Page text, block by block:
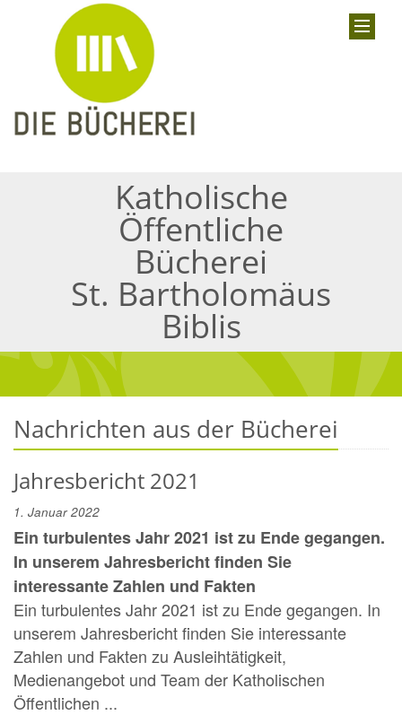
Katholische
Öffentliche
Bücherei
St. Bartholomäus
Biblis
Nachrichten aus der Bücherei
Jahresbericht 2021
1. Januar 2022
Ein turbulentes Jahr 2021 ist zu Ende gegangen.
In unserem Jahresbericht finden Sie
interessante Zahlen und Fakten
Ein turbulentes Jahr 2021 ist zu Ende gegangen. In
unserem Jahresbericht finden Sie interessante
Zahlen und Fakten zu Ausleihtätigkeit,
Medienangebot und Team der Katholischen
Öffentlichen ...